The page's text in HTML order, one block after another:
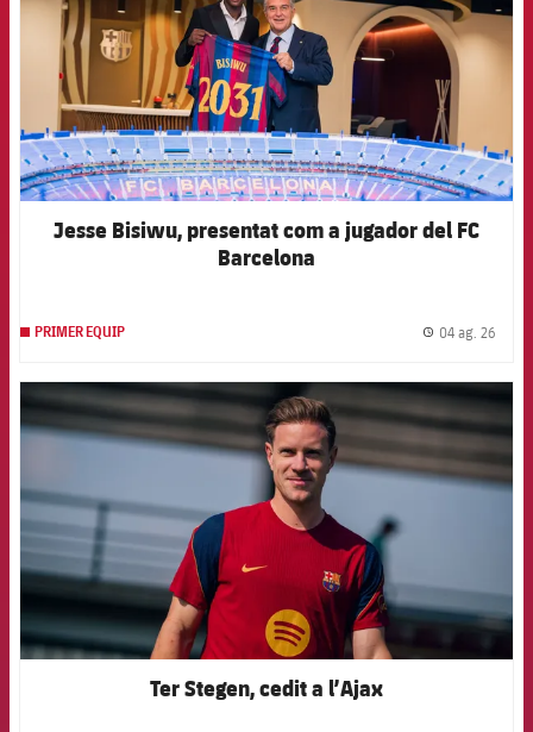
Jesse Bisiwu, presentat com a jugador del FC
Barcelona
PRIMER EQUIP 04 ag. 26
FCB Barcelona badge
Ter Stegen, cedit a l’Ajax